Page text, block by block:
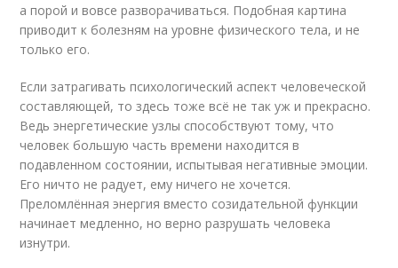
а порой и вовсе разворачиваться. Подобная картина
приводит к болезням на уровне физического тела, и не
только его.
Если затрагивать психологический аспект человеческой
составляющей, то здесь тоже всё не так уж и прекрасно.
Ведь энергетические узлы способствуют тому, что
человек большую часть времени находится в
подавленном состоянии, испытывая негативные эмоции.
Его ничто не радует, ему ничего не хочется.
Преломлённая энергия вместо созидательной функции
начинает медленно, но верно разрушать человека
изнутри.